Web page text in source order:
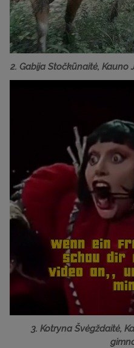
2. Gabija Stočkūnaitė, Kauno
3. Kotryna Švėgždaitė,